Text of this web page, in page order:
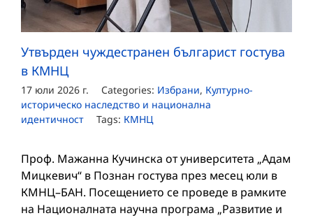
Утвърден чуждестранен българист гостува
в КМНЦ
17 юли 2026 г. Categories: Избрани, Културно-
историческо наследство и национална
идентичност
Tags: КМНЦ
Проф. Мажанна Кучинска от университета „Адам
Мицкевич“ в Познан гостува през месец юли в
КМНЦ–БАН. Посещението се проведе в рамките
на Националната научна програма „Развитие и